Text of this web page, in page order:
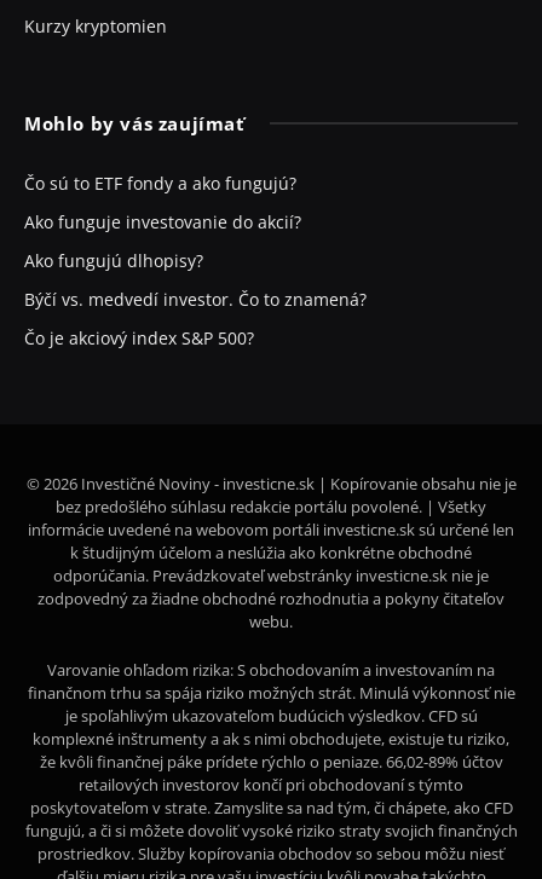
Kurzy kryptomien
Mohlo by vás zaujímať
Čo sú to ETF fondy a ako fungujú?
Ako funguje investovanie do akcií?
Ako fungujú dlhopisy?
Býčí vs. medvedí investor. Čo to znamená?
Čo je akciový index S&P 500?
© 2026 Investičné Noviny - investicne.sk | Kopírovanie obsahu nie je
bez predošlého súhlasu redakcie portálu povolené. | Všetky
informácie uvedené na webovom portáli investicne.sk sú určené len
k študijným účelom a neslúžia ako konkrétne obchodné
odporúčania. Prevádzkovateľ webstránky investicne.sk nie je
zodpovedný za žiadne obchodné rozhodnutia a pokyny čitateľov
webu.
Varovanie ohľadom rizika: S obchodovaním a investovaním na
finančnom trhu sa spája riziko možných strát. Minulá výkonnosť nie
je spoľahlivým ukazovateľom budúcich výsledkov. CFD sú
komplexné inštrumenty a ak s nimi obchodujete, existuje tu riziko,
že kvôli finančnej páke prídete rýchlo o peniaze. 66,02-89% účtov
retailových investorov končí pri obchodovaní s týmto
poskytovateľom v strate. Zamyslite sa nad tým, či chápete, ako CFD
fungujú, a či si môžete dovoliť vysoké riziko straty svojich finančných
prostriedkov. Služby kopírovania obchodov so sebou môžu niesť